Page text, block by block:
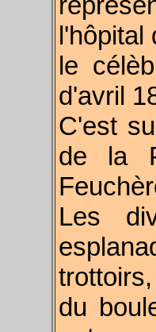
l'hôpital
le
d'avril
C'est
de la
Les
du